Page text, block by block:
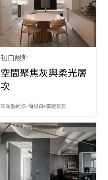
初白設計
空間聚焦灰與柔光層
次
灰泥藝術漆+簡約白+雷諾瓦灰